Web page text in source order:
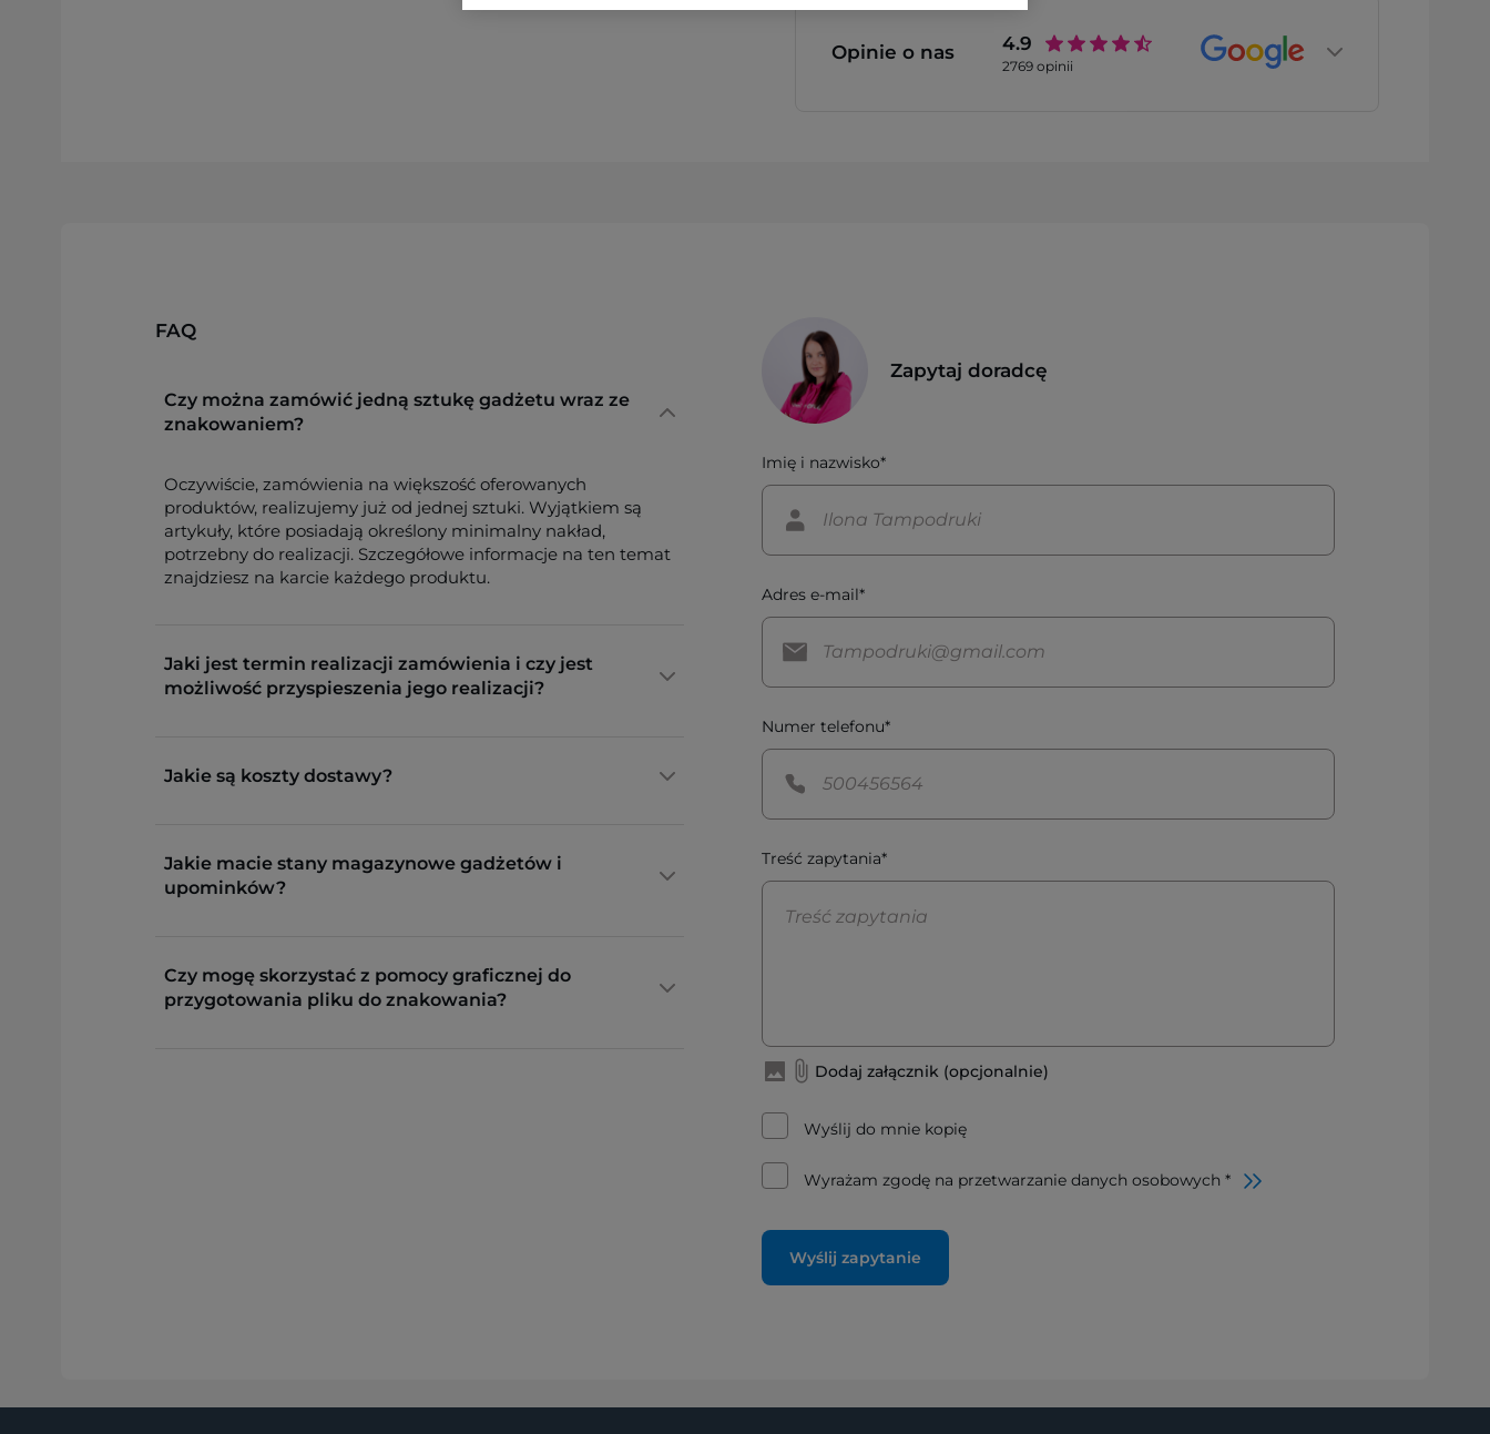
Opinie o nas 4.9
2769opinii
FAQ
Czy można zamówić jedną sztukę gadżetu wraz ze
znakowaniem?
Oczywiście, zamówienia na większość oferowanych
produktów, realizujemy już od jednej sztuki. Wyjątkiem są
artykuły, które posiadają określony minimalny nakład,
potrzebny do realizacji. Szczegółowe informacje na ten temat
znajdziesz na karcie każdego produktu.
Jaki jest termin realizacji zamówienia i czy jest
możliwość przyspieszenia jego realizacji?
Jakie są koszty dostawy?
Jakie macie stany magazynowe gadżetów i
upominków?
Czy mogę skorzystać z pomocy graficznej do
przygotowania pliku do znakowania?
Zapytaj doradcę
Imię i nazwisko*
Adres e-mail*
Numer telefonu*
Treść zapytania*
Dodaj załącznik (opcjonalnie)
Wyślij do mnie kopię
Wyrażam zgodę na przetwarzanie danych osobowych *
Wyślij zapytanie